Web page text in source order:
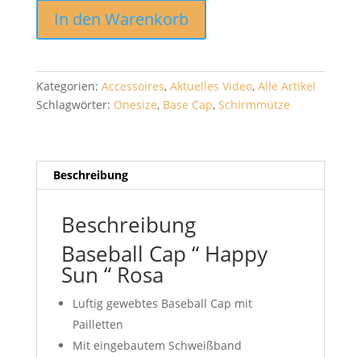
Cap
"
Sun
"
In den Warenkorb
Kategorien: Accessoires, Aktuelles Video, Alle Artikel
Schlagwörter: Onesize, Base Cap, Schirmmütze
Beschreibung
Beschreibung
Baseball Cap “ Happy
Sun “ Rosa
Luftig gewebtes Baseball Cap mit
Pailletten
Mit eingebautem Schweißband